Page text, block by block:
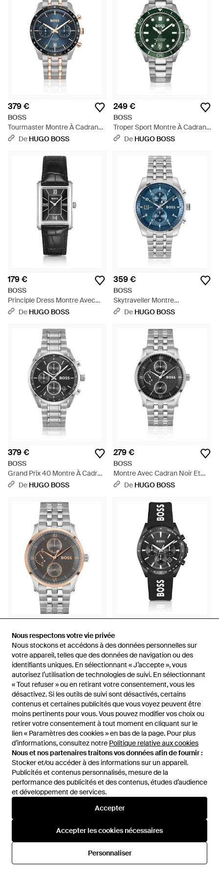
Nous respectons votre vie privée
Nous stockons et accédons à des données personnelles sur
votre appareil, telles que des données de navigation ou des
identifiants uniques. En sélectionnant « J’accepte », vous
autorisez l’utilisation de technologies de suivi. En sélectionnant
« Tout refuser » ou en retirant votre consentement, vous les
désactivez. Si les outils de suivi sont désactivés, certains
contenus et certaines publicités que vous voyez peuvent être
moins pertinents pour vous. Vous pouvez modifier vos choix ou
retirer votre consentement à tout moment en cliquant sur le
lien « Paramètres des cookies » en bas de la page. Pour plus
d’informations, consultez notre Politique relative aux cookies
Nous et nos partenaires traitons vos données afin de fournir :
Stocker et/ou accéder à des informations sur un appareil.
Publicités et contenus personnalisés, mesure de la
performance des publicités et des contenus, études d’audience
et développement de services.
Accepter
Accepter les cookies nécessaires
Personnaliser
Nous respectons votre vie privée
Nous stockons et accédons à des données personnelles sur
votre appareil, telles que des données de navigation ou des
identifiants uniques. En sélectionnant « J’accepte », vous
autorisez l’utilisation de technologies de suivi. En sélectionnant
« Tout refuser » ou en retirant votre consentement, vous les
désactivez. Si les outils de suivi sont désactivés, certains
contenus et certaines publicités que vous voyez peuvent être
moins pertinents pour vous. Vous pouvez modifier vos choix ou
retirer votre consentement à tout moment en cliquant sur le
lien « Paramètres des cookies » en bas de la page. Pour plus
d’informations, consultez notre Politique relative aux cookies
Nous et nos partenaires traitons vos données afin de fournir :
Stocker et/ou accéder à des informations sur un appareil.
Publicités et contenus personnalisés, mesure de la
performance des publicités et des contenus, études d’audience
et développement de services.
Accepter
Accepter les cookies nécessaires
Personnaliser
379 €
BOSS
Tourmaster Montre À Cadran
Bleu Et Bracelet Bicolore - Bleu
De HUGO BOSS
249 €
BOSS
Troper Sport Montre À Cadran
Vert Et Bracelet En Acier - Vert
De HUGO BOSS
179 €
BOSS
Principle Dress Montre Avec
Cadran Et Bracelet En Cuir
De HUGO BOSS
359 €
BOSS
Skytraveller Montre
Chronographe À Cadran Bleu
De HUGO BOSS
379 €
BOSS
Grand Prix 40 Montre À Cadran
Noir Et Bracelet En Acier -
De HUGO BOSS
279 €
BOSS
Montre Avec Cadran Noir Et
Bracelet À Maillons -
De HUGO BOSS
BOSS
Principle Master Montre À
Cadran Gris Texturé Avec
Bracelet À Maillons -
Multicolore
De HUGO BOSS
BOSS
Strike Montre Chronographe À
Cadran Et Bracelet En Silicone
Avec Logo - Noir
DeHUGO BOSS
379 €
Strike Montre En Plaqué Avec
Bracelet À Maillons En H Ton
Sur Ton - Noir
HUGO BOSS
379 €
BOSS
Hero 2.0 Montre Chronographe
À Cadran Vert Et Bracelet En
DeHUGO BOSS